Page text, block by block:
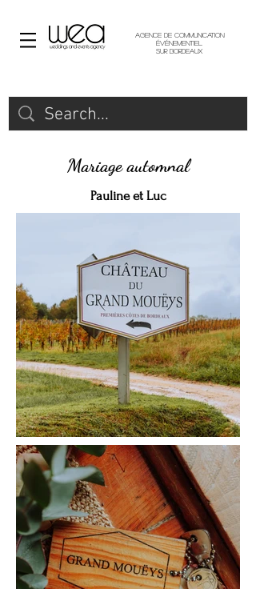
Agence de communication
événementiel
sur Bordeaux
Mariage automnal
Pauline et Luc